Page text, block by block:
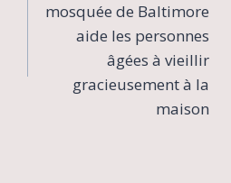
mosquée de Baltimore
aide les personnes
âgées à vieillir
gracieusement à la
maison